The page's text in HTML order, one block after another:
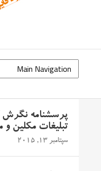
پرسشنامه نگرش
تبلیغات مکلین و
سپتامبر 13, 2015